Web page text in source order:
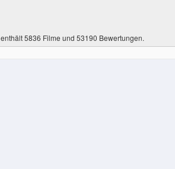
enthält 5836 Filme und 53190 Bewertungen.